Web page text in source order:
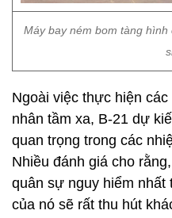
Máy bay ném bom tàng
Ngoài việc thực hiện
nhân tầm xa, B-21 dự
quan trọng trong các
Nhiều đánh giá cho
quân sự nguy hiểm
của nó sẽ rất thu hút